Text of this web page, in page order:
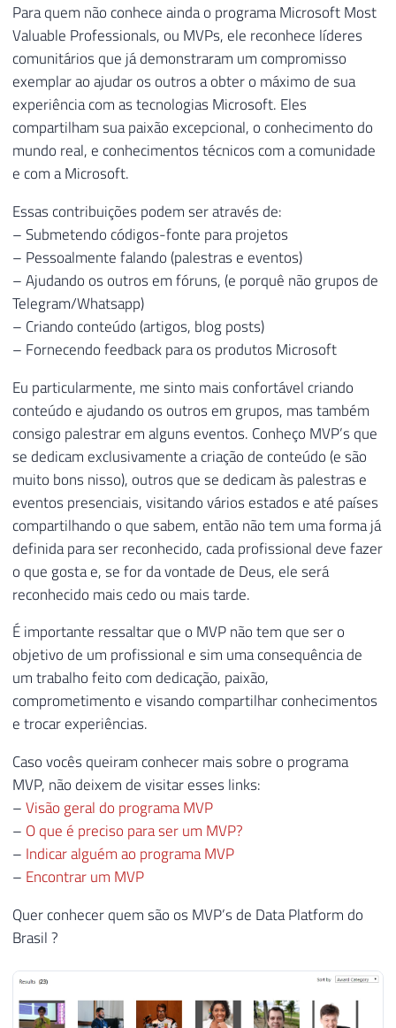
Para quem não conhece ainda o programa Microsoft Most
Valuable Professionals, ou MVPs, ele reconhece líderes
comunitários que já demonstraram um compromisso
exemplar ao ajudar os outros a obter o máximo de sua
experiência com as tecnologias Microsoft. Eles
compartilham sua paixão excepcional, o conhecimento do
mundo real, e conhecimentos técnicos com a comunidade
e com a Microsoft.
Essas contribuições podem ser através de:
– Submetendo códigos-fonte para projetos
– Pessoalmente falando (palestras e eventos)
– Ajudando os outros em fóruns, (e porquê não grupos de
Telegram/Whatsapp)
– Criando conteúdo (artigos, blog posts)
– Fornecendo feedback para os produtos Microsoft
Eu particularmente, me sinto mais confortável criando
conteúdo e ajudando os outros em grupos, mas também
consigo palestrar em alguns eventos. Conheço MVP’s que
se dedicam exclusivamente a criação de conteúdo (e são
muito bons nisso), outros que se dedicam às palestras e
eventos presenciais, visitando vários estados e até países
compartilhando o que sabem, então não tem uma forma já
definida para ser reconhecido, cada profissional deve fazer
o que gosta e, se for da vontade de Deus, ele será
reconhecido mais cedo ou mais tarde.
É importante ressaltar que o MVP não tem que ser o
objetivo de um profissional e sim uma consequência de
um trabalho feito com dedicação, paixão,
comprometimento e visando compartilhar conhecimentos
e trocar experiências.
Caso vocês queiram conhecer mais sobre o programa
MVP, não deixem de visitar esses links:
–Visão geral do programa MVP
– O que é preciso para ser um MVP?
– Indicar alguém ao programa MVP
– Encontrar um MVP
Quer conhecer quem são os MVP’s de Data Platform do
Brasil ?